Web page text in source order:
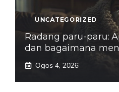
UNCATEGORIZED
Radang paru-paru:
dan bagaimana
Ogos 4, 2026